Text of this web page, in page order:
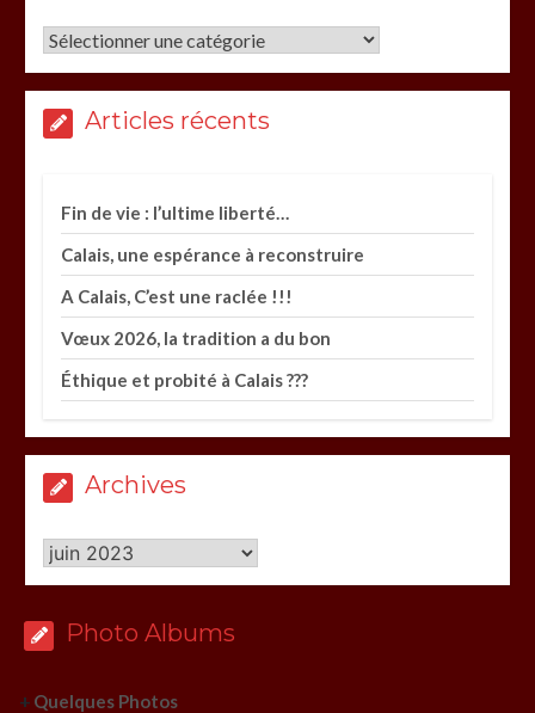
Catégories
Articles récents
Fin de vie : l’ultime liberté…
Calais, une espérance à reconstruire
A Calais, C’est une raclée !!!
Vœux 2026, la tradition a du bon
Éthique et probité à Calais ???
Archives
Archives
Photo Albums
+ Quelques Photos